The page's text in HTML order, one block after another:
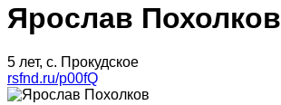
Ярослав Похолков
5 лет, с. Прокудское
rsfnd.ru/p00fQ